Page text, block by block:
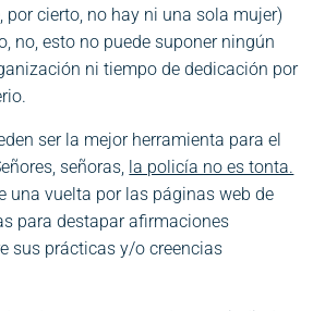
por cierto, no hay ni una sola mujer)
no, esto no puede suponer ningún
ni tiempo de dedicación por
ser la mejor herramienta para el
señoras, la policía no es tonta.
una vuelta por las páginas web de
para destapar afirmaciones
sus prácticas y/o creencias